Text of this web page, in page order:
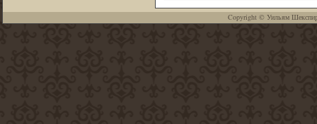
Copyright © Уильям